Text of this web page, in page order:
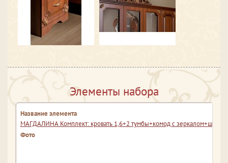
Элементы набора
МАГДАЛИНА Комплект: кровать 1,6+2 тумбы+комод с зеркалом+шкаф